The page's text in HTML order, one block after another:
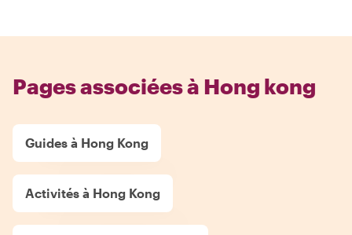
Pages associées à Hong kong
Guides à Hong Kong
Activités à Hong Kong